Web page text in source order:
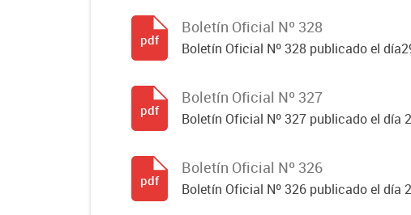
Boletín Oficial Nº 328
Boletín Oficial Nº 328 publicado el
pdf
Boletín Oficial Nº 327
Boletín Oficial Nº 327 publicado el día
pdf
Boletín Oficial Nº 326
Boletín Oficial Nº 326 publicado el día
pdf